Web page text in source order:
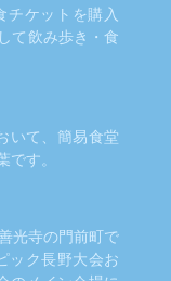
ケットを購入
て飲み歩き・食
いて、簡易食堂
す。
光寺の門前町で
ック長野大会お